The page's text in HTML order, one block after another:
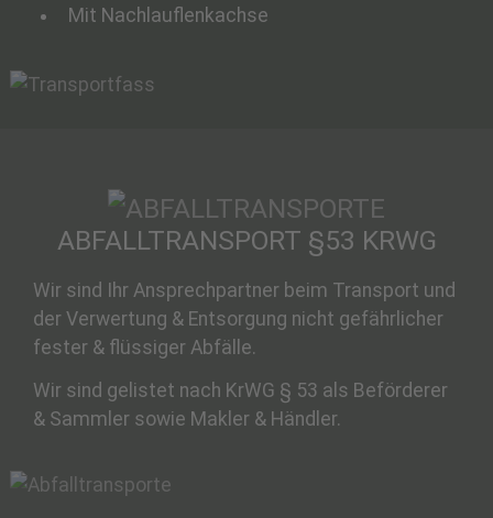
Mit Nachlauflenkachse
ABFALLTRANSPORT §53 KRWG
Wir sind Ihr Ansprechpartner beim Transport und
der Verwertung & Entsorgung nicht gefährlicher
fester & flüssiger Abfälle.
Wir sind gelistet nach KrWG § 53 als Beförderer
& Sammler sowie Makler & Händler.